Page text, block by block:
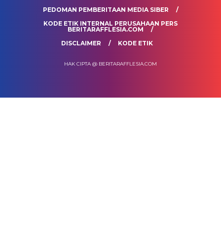
PEDOMAN PEMBERITAAN MEDIA SIBER
KODE ETIK INTERNAL PERUSAHAAN PERS
BERITARAFFLESIA.COM
DISCLAIMER
KODE ETIK
HAK CIPTA @ BERITARAFFLESIA.COM